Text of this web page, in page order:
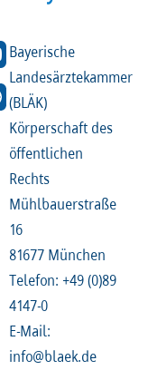
Bayerische
Landesärztekammer
(BLÄK)
Körperschaft des
öffentlichen
Rechts
Mühlbauerstraße
16
81677 München
Telefon: +49 (0)89
4147-0
E-Mail:
info@blaek.de